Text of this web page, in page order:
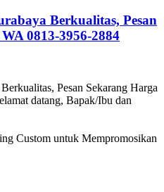
Berkualitas, Pesan
0813-3956-2884
Pesan Sekarang Harga
datang, Bapak/Ibu dan